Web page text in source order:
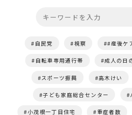
自民党 視察 #産後ケ
自転車専用通行帯 成人の日
スポーツ振興 高木けい
子ども家庭総合センター
小茂根一丁目住宅 重症者数